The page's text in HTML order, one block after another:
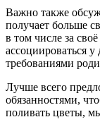
Важно также
получает больше
в том числе за
ассоциироваться
требованиями
Лучше всего
обязанностями,
поливать цветы,